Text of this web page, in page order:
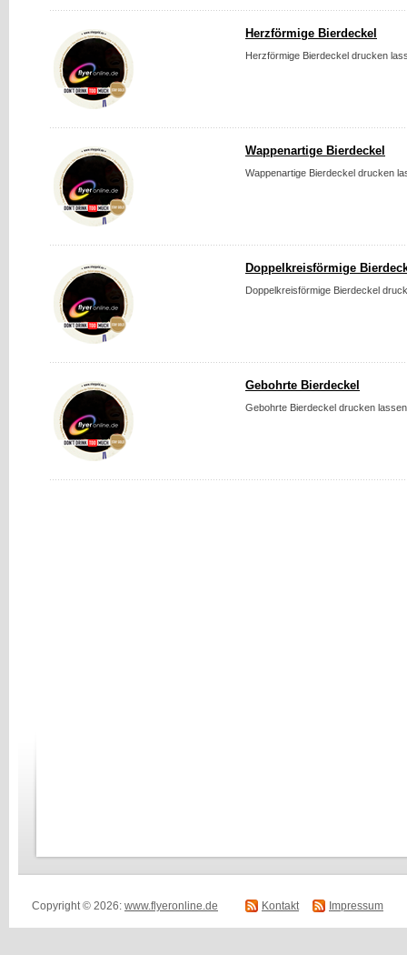
Herzförmige Bierdeckel
Herzförmige Bierdeckel drucken
Wappenartige Bierdeckel
Wappenartige Bierdeckel drucken
Doppelkreisförmige
Doppelkreisförmige Bierdeckel
Gebohrte Bierdeckel
Gebohrte Bierdeckel drucken
Copyright © 2026: www.flyeronline.de Kontakt Impressum